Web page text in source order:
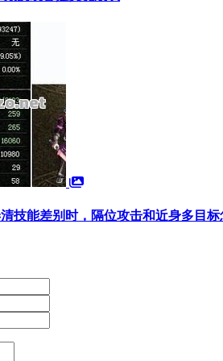
技能差别时，隔位攻击和近身多目